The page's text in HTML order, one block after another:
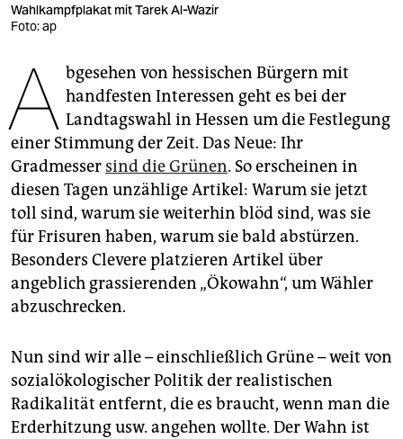
unterstützen
genossenschaft
epaper login
Wahlkampfplakat mit Tarek Al-Wazir
Foto: ap
A bgesehen von hessischen Bürgern mit
handfesten Interessen geht es bei der
Landtagswahl in Hessen um die Festlegung
einer Stimmung der Zeit. Das Neue: Ihr
Gradmesser sind die Grünen. So erscheinen in
diesen Tagen unzählige Artikel: Warum sie jetzt
toll sind, warum sie weiterhin blöd sind, was sie
für Frisuren haben, warum sie bald abstürzen.
Besonders Clevere platzieren Artikel über
angeblich grassierenden „Ökowahn“, um Wähler
abzuschrecken.
Nun sind wir alle – einschließlich Grüne – weit von
sozialökologischer Politik der realistischen
Radikalität entfernt, die es braucht, wenn man die
Erderhitzung usw. angehen wollte. Der Wahn ist